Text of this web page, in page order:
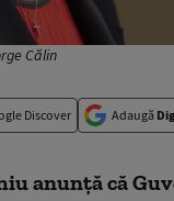
Călin
Discover Adaugă
anunță că